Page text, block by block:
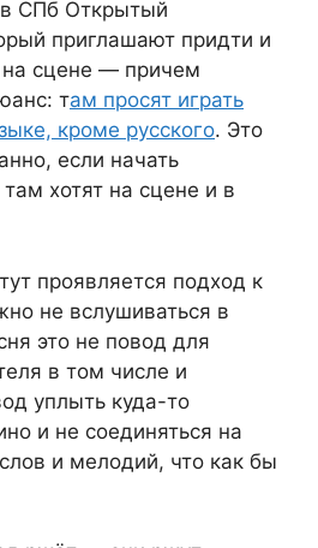
СПб Открытый
приглашают придти и
на сцене — причем
там просят играть
кроме русского. Это
если начать
хотят на сцене и в
проявляется подход к
не вслушиваться в
это не повод для
в том числе и
уплыть куда-то
и не соединяться на
и мелодий, что как бы